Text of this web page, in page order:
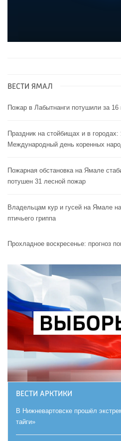
ВЕСТИ ЯМАЛ
Пожар в Лабытнанги потушили за 16
Праздник на стойбищах и в
Международный день коренных
Пожарная обстановка на Ямале
потушен 31 лесной пожар
Владельцам кур и гусей на Ямале
птичьего гриппа
Прохладное воскресенье: прогноз
ВЕСТИ АРКТИКИ
В Нижневартовске прошёл
тайги»